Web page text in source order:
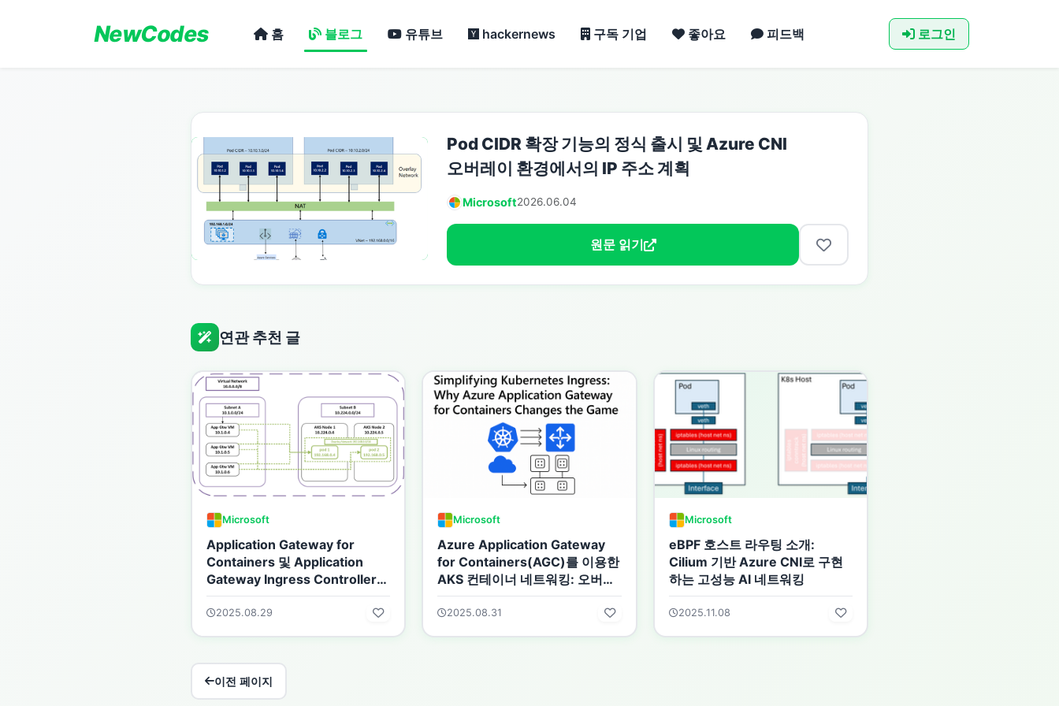
NewCodes 홈 블로그 유튜브 hackernews 구독 기업 좋아요 피드백 로그인
Pod CIDR 확장 기능의 정식 출시 및 Azure CNI
오버레이 환경에서의 IP 주소 계획
Microsoft2026.06.04
원문 읽기
연관 추천 글
Microsoft
Application Gateway for
Containers 및 Application
Gateway Ingress Controller를
위한 Azure CNI 오버레이
2025.08.29
Microsoft
Azure Application Gateway
for Containers(AGC)를 이용한
AKS 컨테이너 네트워킹: 오버레
이 네트워크 vs 플랫 네트워크
2025.08.31
Microsoft
eBPF 호스트 라우팅 소개:
Cilium 기반 Azure CNI로 구현
하는 고성능 AI 네트워킹
2025.11.08
이전 페이지